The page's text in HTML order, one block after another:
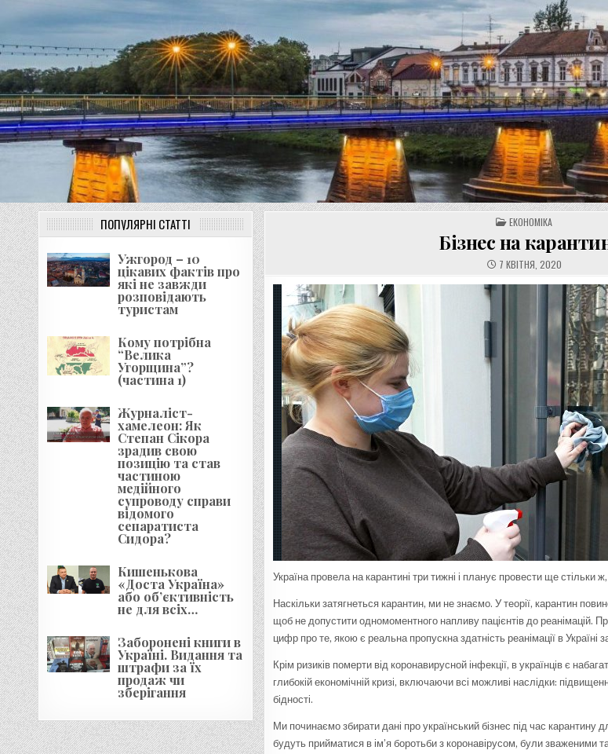
ПОПУЛЯРНІ СТАТТІ
Ужгород – 10
цікавих фактів про
які не завжди
розповідають
туристам
Кому потрібна
“Велика
Угорщина”?
(частина 1)
Журналіст-
хамелеон: Як
Степан Сікора
зрадив свою
позицію та став
частиною
медійного
супроводу справи
відомого
сепаратиста
Сидора?
Кишенькова
«Доста Україна»
або об’єктивність
не для всіх…
Заборонені книги в
Україні. Видання та
штрафи за їх
продаж чи
зберігання
POSTED
IN
ЕКОНОМІКА
Бізнес на
7 КВІТНЯ, 2020
Україна провела на карантині три тижні і планує провести ще стільки
Наскільки затягнеться карантин, ми не знаємо. У теорії, карантин
щоб не допустити одномоментного напливу пацієнтів до реанімацій.
цифр про те, якою є реальна пропускна здатність реанімації в Україні
Крім ризиків померти від коронавирусной інфекції, в українців є
глибокій економічній кризі, включаючи всі можливі наслідки:
бідності.
Ми починаємо збирати дані про український бізнес під час карантину
будуть прийматися в ім’я боротьби з коронавірусом, були зваженими